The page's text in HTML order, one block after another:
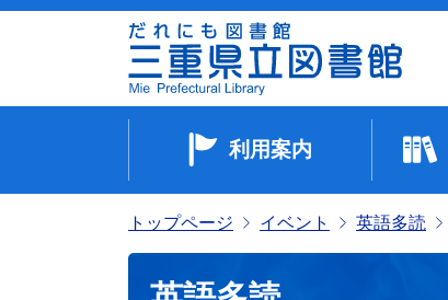
利用案内
トップページ イベント 英語多読